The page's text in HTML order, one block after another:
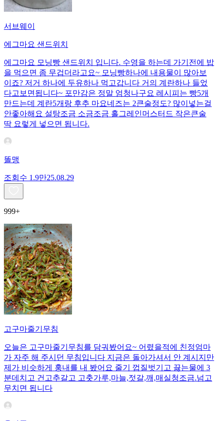
서브웨이
에그마요 샌드위치
에그마요 모닝빵 샌드위치 입니다. 수영을 하는데 가기전에 밥
을 먹으면 좀 무겁더라고요~ 모닝빵하나에 내용물이 많아보
이죠? 저거 하나에 두유하나 먹고갑니다 거의 계란하나 들었
다고보면됩니다~ 포만감은 정말 엄청나구요 레시피는 빵5개
만드는데 계란5개랑 후추 마요네즈는 2큰술정도? 많이넣는걸
안좋아해요 설탕조금 소금조금 홀그레인머스터드 작은큰술
딱 요렇게 넣으면 됩니다.
똘맹
조회수 1.9만25.08.29
999+
고구마줄기무침
오늘은 고구마줄기무침를 담궈봤어요~ 어렸을적에 친정엄마
가 자주 해 주시던 무침입니다 지금은 돌아가셔서 안 계시지만
제가 비슷하게 훙내를 내 봤어요 줄기 껍질벗기고 끓는물에 3
분데치고 건고추갈고 고춧가루,마늘,젓갈,깨,매실청조금.넘고
무치면 됩니다